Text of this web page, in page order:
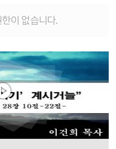
이 없습니다.